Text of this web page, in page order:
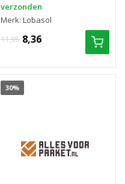
verzonden
Merk: Lobasol
11,95 8,36
30%